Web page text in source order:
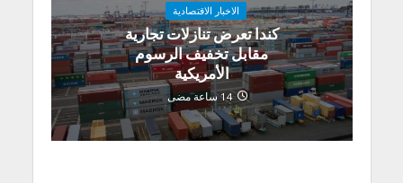
الاخبار الاقتصادية
كندا تعرض تنازلات تجارية
مقابل تخفيف الرسوم
الأمريكية
14 ساعة مضى